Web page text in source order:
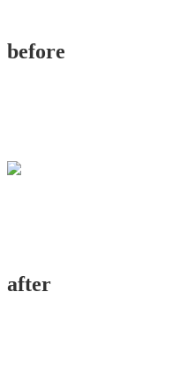
before
after